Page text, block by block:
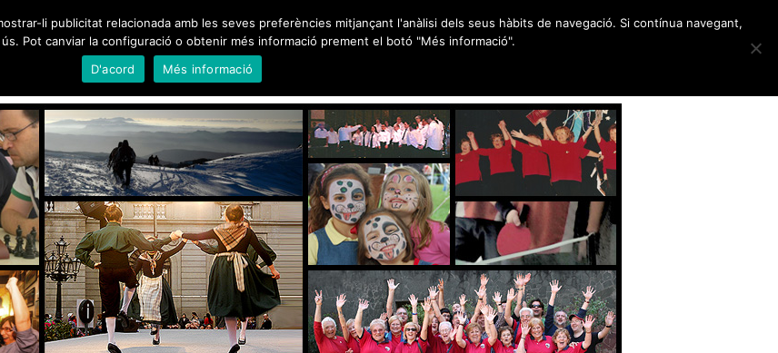
d'Honor de Barcelona 2012
li publicitat relacionada amb les seves preferències mitjançant l'anàlisi dels seus hàbits de navegació. Si contínua navegant,
Pot canviar la configuració o obtenir més informació prement el botó "Més informació".
D'acord
Més informació